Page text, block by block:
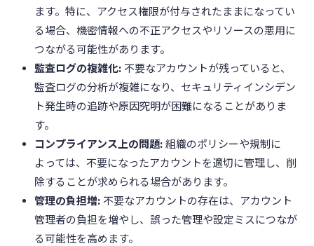
ます。特に、アクセス権限が付与されたままになってい
る場合、機密情報への不正アクセスやリソースの悪用に
つながる可能性があります。
監査ログの複雑化:不要なアカウントが残っていると、
監査ログの分析が複雑になり、セキュリティインシデン
ト発生時の追跡や原因究明が困難になることがありま
す。
コンプライアンス上の問題:組織のポリシーや規制に
よっては、不要になったアカウントを適切に管理し、削
除することが求められる場合があります。
管理の負担増:不要なアカウントの存在は、アカウント
管理者の負担を増やし、誤った管理や設定ミスにつなが
る可能性を高めます。